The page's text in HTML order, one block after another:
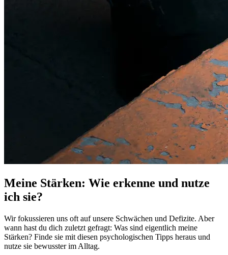
Meine Stärken: Wie erkenne und nutze
ich sie?
Wir fokussieren uns oft auf unsere Schwächen und Defizite. Aber
wann hast du dich zuletzt gefragt: Was sind eigentlich meine
Stärken? Finde sie mit diesen psychologischen Tipps heraus und
nutze sie bewusster im Alltag.